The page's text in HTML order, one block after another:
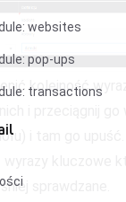
websites
pop-ups
transactions
kolejność
nich i przeciągnij
i tam go
wyrazy kluczowe
sprawdzane.